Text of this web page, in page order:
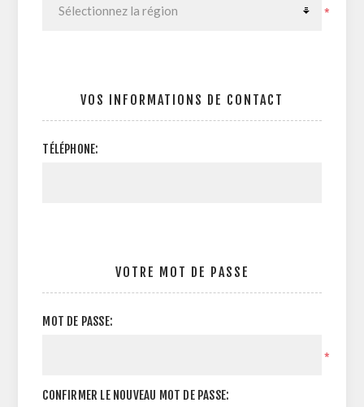
*
VOS INFORMATIONS DE CONTACT
TÉLÉPHONE:
VOTRE MOT DE PASSE
MOT DE PASSE:
*
CONFIRMER LE NOUVEAU MOT DE PASSE: